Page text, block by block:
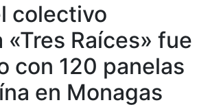
colectivo
Raíces» fue
con 120 panelas
en Monagas